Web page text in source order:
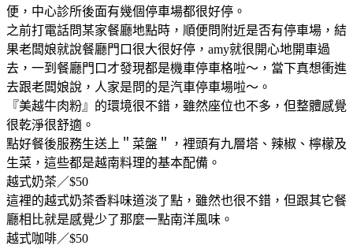
便，中心診所後面有幾個停車場都很好停。
之前打電話問某家餐廳地點時，順便問附近是否有停車場，結
果老闆娘就說餐廳門口很大很好停，amy就很開心地開車過
去，一到餐廳門口才發現都是機車停車格啦～，當下真想衝進
去跟老闆娘說，人家是問的是汽車停車場啦～。
『美越牛肉粉』的環境很不錯，雖然座位也不多，但整體感覺
很乾淨很舒適。
點好餐後服務生送上＂菜盤＂，裡頭有九層塔、辣椒、檸檬及
生菜，這些都是越南料理的基本配備。
越式奶茶／$50
這裡的越式奶茶香料味道淡了點，雖然也很不錯，但跟其它餐
廳相比就是感覺少了那麼一點南洋風味。
越式咖啡／$50